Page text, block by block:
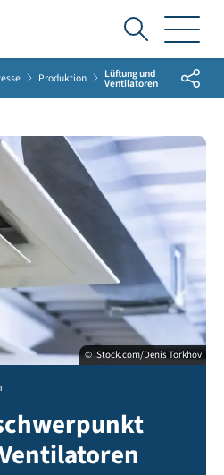
Ich
suche...
Produktion Lüftung und
Ventilatoren Share
© iStock.com/Denis Torkhov